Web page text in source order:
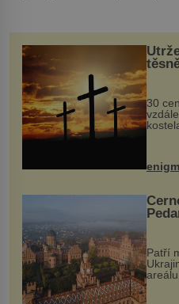
30
...
Patří
český
na